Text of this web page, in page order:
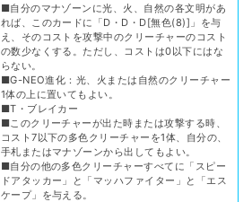
■自分のマナゾーンに光、火、自然の各文明があ
れば、このカードに「D・D・D[無色(8)]」を与
え、そのコストを攻撃中のクリーチャーのコスト
の数少なくする。ただし、コストは0以下にはな
らない。
■G-NEO進化：光、火または自然のクリーチャー
1体の上に置いてもよい。
■T・ブレイカー
■このクリーチャーが出た時または攻撃する時、
コスト7以下の多色クリーチャーを1体、自分の、
手札またはマナゾーンから出してもよい。
■自分の他の多色クリーチャーすべてに「スピー
ドアタッカー」と「マッハファイター」と「エス
ケープ」を与える。